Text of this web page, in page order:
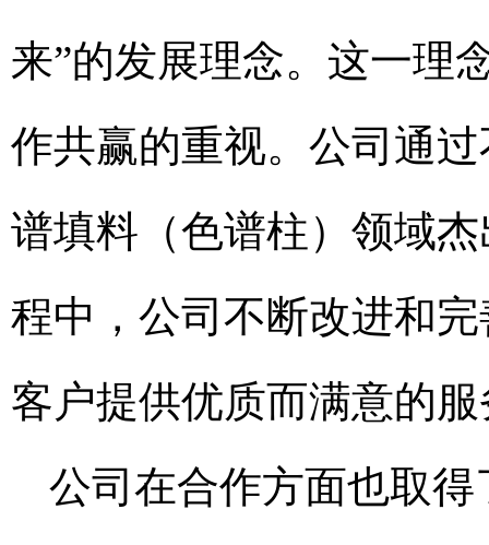
来”的发展理念。这一理
作共赢的重视。公司通
谱填料（色谱柱）领域
程中，公司不断改进和
客户提供优质而满意的
公司在合作方面也取